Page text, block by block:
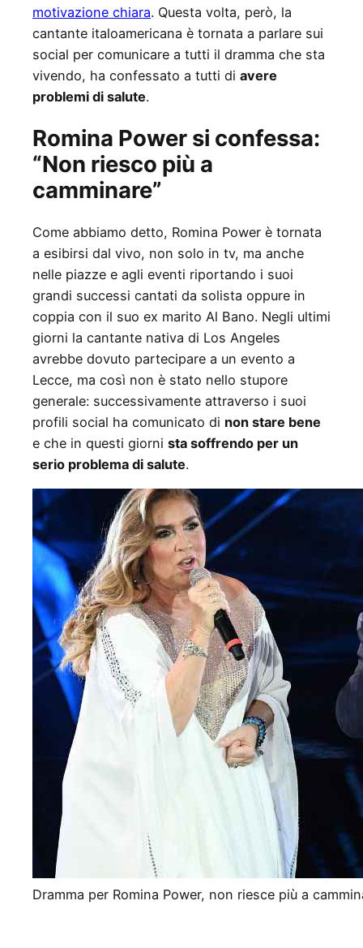
motivazione chiara. Questa volta, però, la
cantante italoamericana è tornata a parlare sui
social per comunicare a tutti il dramma che sta
vivendo, ha confessato a tutti di avere
problemi di salute.
Romina Power si confessa:
“Non riesco più a
camminare”
Come abbiamo detto, Romina Power è tornata
a esibirsi dal vivo, non solo in tv, ma anche
nelle piazze e agli eventi riportando i suoi
grandi successi cantati da solista oppure in
coppia con il suo ex marito Al Bano. Negli ultimi
giorni la cantante nativa di Los Angeles
avrebbe dovuto partecipare a un evento a
Lecce, ma così non è stato nello stupore
generale: successivamente attraverso i suoi
profili social ha comunicato di non stare bene
e che in questi giorni sta soffrendo per un
serio problema di salute.
Dramma per Romina Power, non riesce più a